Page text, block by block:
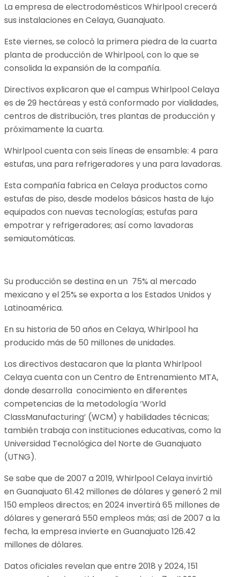
La empresa de electrodomésticos Whirlpool crecerá
sus instalaciones en Celaya, Guanajuato.
Este viernes, se colocó la primera piedra de la cuarta
planta de producción de Whirlpool, con lo que se
consolida la expansión de la compañía.
Directivos explicaron que el campus Whirlpool Celaya
es de 29 hectáreas y está conformado por vialidades,
centros de distribución, tres plantas de producción y
próximamente la cuarta.
Whirlpool cuenta con seis líneas de ensamble: 4 para
estufas, una para refrigeradores y una para lavadoras.
Esta compañía fabrica en Celaya productos como
estufas de piso, desde modelos básicos hasta de lujo
equipados con nuevas tecnologías; estufas para
empotrar y refrigeradores; así como lavadoras
semiautomáticas.
Su producción se destina en un 75% al mercado
mexicano y el 25% se exporta a los Estados Unidos y
Latinoamérica.
En su historia de 50 años en Celaya, Whirlpool ha
producido más de 50 millones de unidades.
Los directivos destacaron que la planta Whirlpool
Celaya cuenta con un Centro de Entrenamiento MTA,
donde desarrolla conocimiento en diferentes
competencias de la metodología ‘World
ClassManufacturing’ (WCM) y habilidades técnicas;
también trabaja con instituciones educativas, como la
Universidad Tecnológica del Norte de Guanajuato
(UTNG).
Se sabe que de 2007 a 2019, Whirlpool Celaya invirtió
en Guanajuato 61.42 millones de dólares y generó 2 mil
150 empleos directos; en 2024 invertirá 65 millones de
dólares y generará 550 empleos más; así de 2007 a la
fecha, la empresa invierte en Guanajuato 126.42
millones de dólares.
Datos oficiales revelan que entre 2018 y 2024, 151